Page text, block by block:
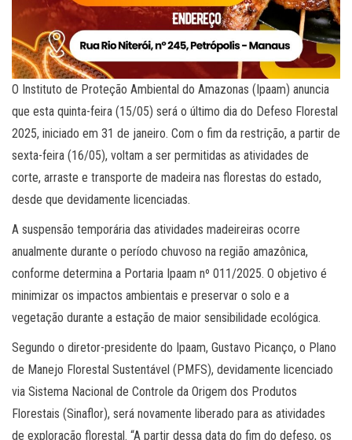
O Instituto de Proteção Ambiental do Amazonas (Ipaam) anuncia
que esta quinta-feira (15/05) será o último dia do Defeso Florestal
2025, iniciado em 31 de janeiro. Com o fim da restrição, a partir de
sexta-feira (16/05), voltam a ser permitidas as atividades de
corte, arraste e transporte de madeira nas florestas do estado,
desde que devidamente licenciadas.
A suspensão temporária das atividades madeireiras ocorre
anualmente durante o período chuvoso na região amazônica,
conforme determina a Portaria Ipaam nº 011/2025. O objetivo é
minimizar os impactos ambientais e preservar o solo e a
vegetação durante a estação de maior sensibilidade ecológica.
Segundo o diretor-presidente do Ipaam, Gustavo Picanço, o Plano
de Manejo Florestal Sustentável (PMFS), devidamente licenciado
via Sistema Nacional de Controle da Origem dos Produtos
Florestais (Sinaflor), será novamente liberado para as atividades
de exploração florestal. “A partir dessa data do fim do defeso, os